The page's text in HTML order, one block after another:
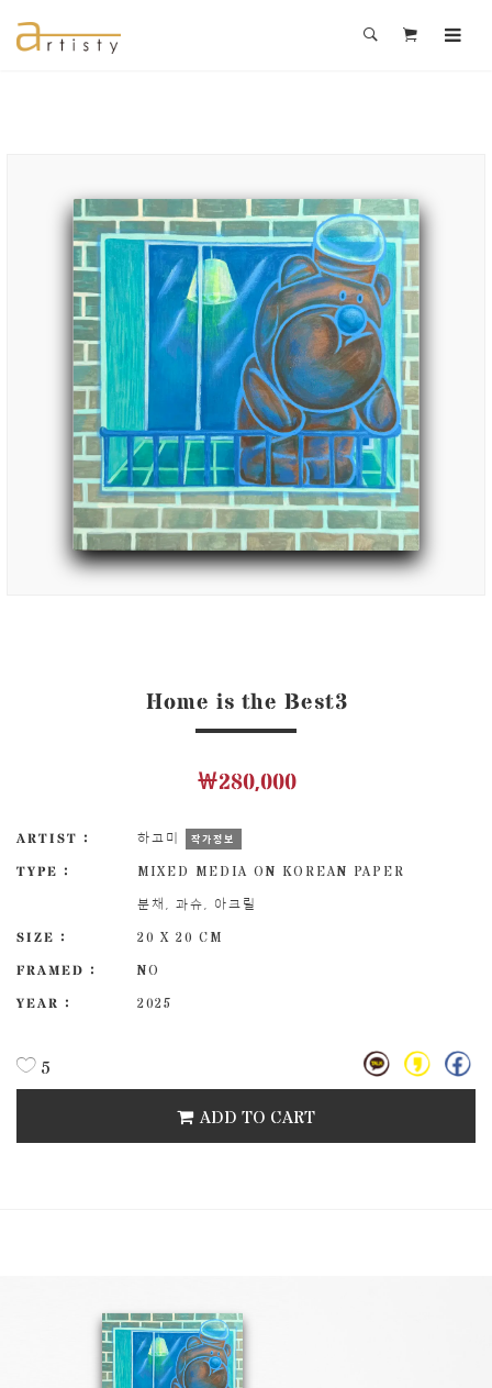
Home is the Best3
￦280,000
ARTIST : 하고미 작가정보
TYPE :
MIXED MEDIA ON KOREAN PAPER
분채, 과슈, 아크릴
SIZE :
20 X 20 CM
FRAMED :
NO
YEAR :
2025
5
ADD TO CART